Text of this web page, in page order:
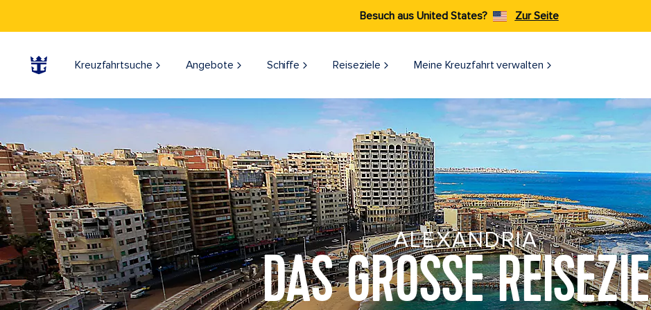
Besuch aus United States? Zur Seite
Kreuzfahrtsuche Angebote Schiffe Reiseziele​ Meine Kreuzfahrt verwalten
ALEXANDRIA
DAS GROSSE REISEZIEL